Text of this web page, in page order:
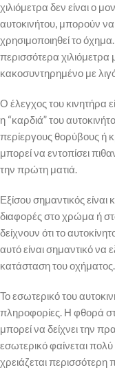
χιλιόμετρα δεν είναι ο
αυτοκινήτου, μπορούν
χρησιμοποιηθεί το
περισσότερα χιλιόμετρα
κακοσυντηρημένο με
Ο έλεγχος του κινητήρα
η “καρδιά” του
περίεργους θορύβους ή
μπορεί να εντοπίσει
την πρώτη ματιά.
Εξίσου σημαντικός
διαφορές στο χρώμα ή
δείχνουν ότι το
αυτό είναι σημαντικό να
κατάσταση του οχήματος.
Το εσωτερικό του
πληροφορίες. Η φθορά
μπορεί να δείχνει την
εσωτερικό φαίνεται
χρειάζεται περισσότερη